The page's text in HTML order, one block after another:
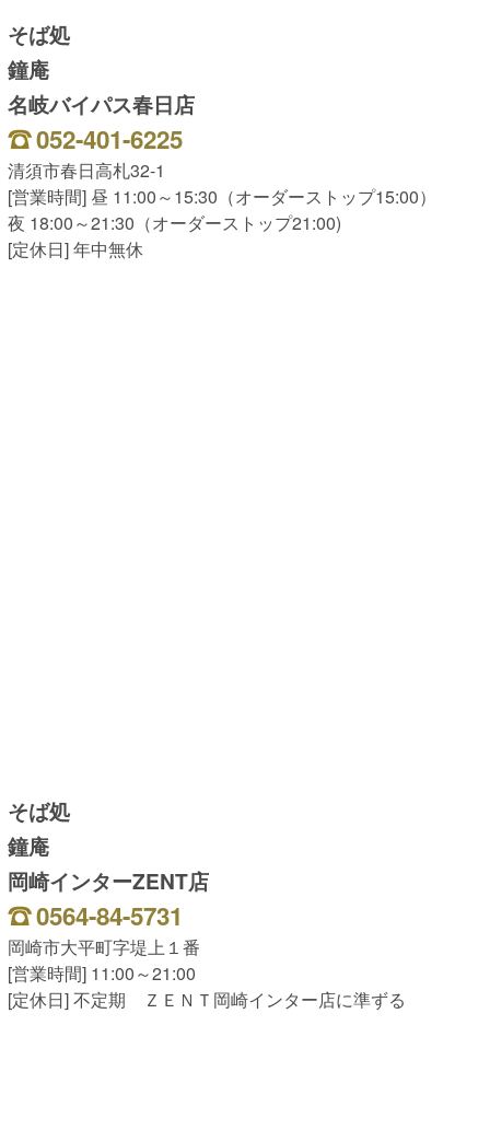
そば処
鐘庵
名岐バイパス春日店
052-401-6225
清須市春日高札32-1
[営業時間] 昼 11:00～15:30（オーダーストップ15:00）
夜 18:00～21:30（オーダーストップ21:00)
[定休日] 年中無休
そば処
鐘庵
岡崎インターZENT店
0564-84-5731
岡崎市大平町字堤上１番
[営業時間] 11:00～21:00
[定休日] 不定期 ＺＥＮＴ岡崎インター店に準ずる